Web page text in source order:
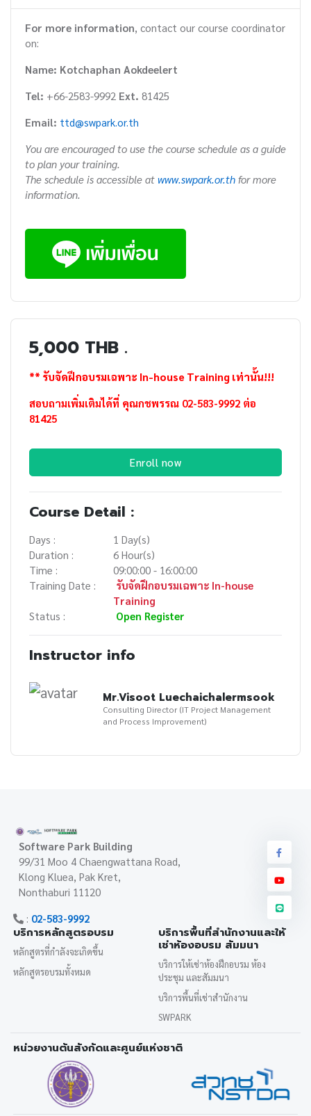
For more information, contact our course coordinator
on:
Name: Kotchaphan Aokdeelert
Tel: +66-2583-9992 Ext. 81425
Email: ttd@swpark.or.th
You are encouraged to use the course schedule as a guide
to plan your training.
The schedule is accessible at www.swpark.or.th for more
information.
5,000 THB .
** รับจัดฝึกอบรมเฉพาะ In-house Training เท่านั้น!!!
สอบถามเพิ่มเติมได้ที่ คุณกชพรรณ 02-583-9992 ต่อ
81425
Enroll now
Course Detail :
Days :
1 Day(s)
Duration :
6 Hour(s)
Time :
09:00:00 - 16:00:00
Training Date :
รับจัดฝึกอบรมเฉพาะ In-house
Training
Status :
Open Register
Instructor info
Mr.Visoot Luechaichalermsook
Consulting Director (IT Project Management
and Process Improvement)
Software Park Building
99/31 Moo 4 Chaengwattana Road,
Klong Kluea, Pak Kret,
Nonthaburi 11120
: 02-583-9992
บริการหลักสูตรอบรม
หลักสูตรที่กำลังจะเกิดขึ้น
หลักสูตรอบรมทั้งหมด
บริการพื้นที่สำนักงานและให้
เช่าห้องอบรม สัมมนา
บริการให้เช่าห้องฝึกอบรม ห้อง
ประชุม และสัมมนา
บริการพื้นที่เช่าสำนักงาน
SWPARK
หน่วยงานต้นสังกัดและศูนย์แห่งชาติ